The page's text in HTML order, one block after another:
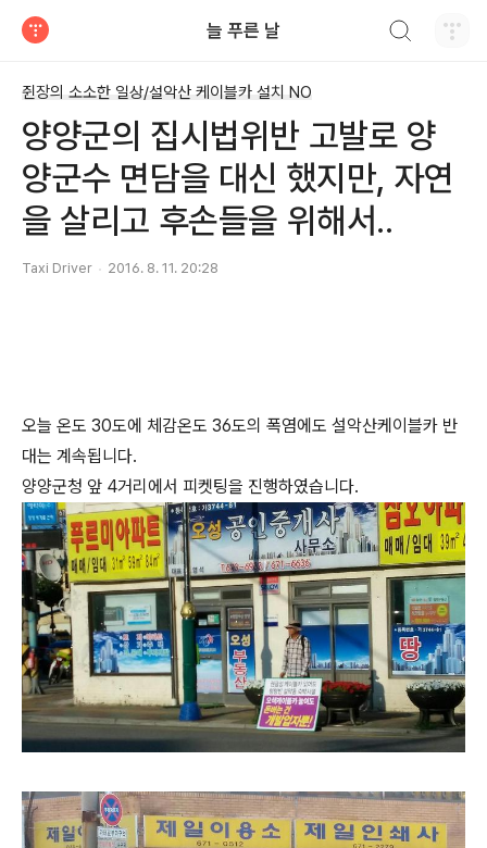
늘 푸른 날
쥔장의 소소한 일상/설악산 케이블카 설치 NO
양양군의 집시법위반 고발로 양
양군수 면담을 대신 했지만, 자연
을 살리고 후손들을 위해서..
Taxi Driver 2016. 8. 11. 20:28
오늘 온도 30도에 체감온도 36도의 폭염에도 설악산케이블카 반
대는 계속됩니다.
양양군청 앞 4거리에서 피켓팅을 진행하였습니다.